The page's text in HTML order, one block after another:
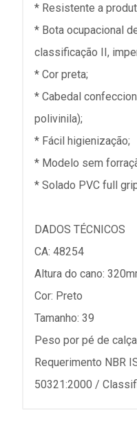
* Resistente a
* Bota ocupacional
classificação II,
* Cor preta;
* Cabedal
polivinila);
* Fácil higienização;
* Modelo sem
* Solado PVC full
DADOS TÉCNICOS
CA: 48254
Altura do cano:
Cor: Preto
Tamanho: 39
Peso por pé de
Requerimento NBR
50321:2000 /